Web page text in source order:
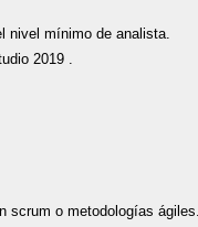
nivel mínimo de analista.
2019 .
scrum o metodologías ágiles.